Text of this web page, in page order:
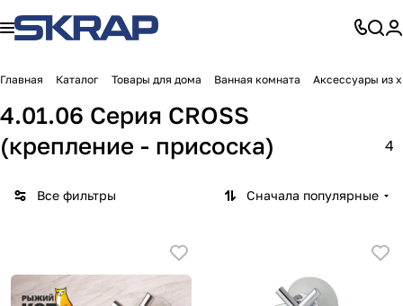
Главная Каталог Товары для дома Ванная комната Аксессуары из
4.01.06 Серия CROSS
(крепление - присоска)
4
Все фильтры Сначала популярные